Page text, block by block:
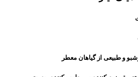
و طبیعی از گیاهان معطر